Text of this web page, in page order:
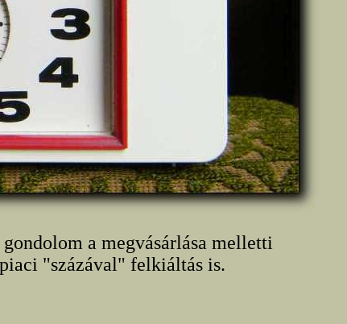
a megvásárlása melletti
"százával" felkiáltás is.